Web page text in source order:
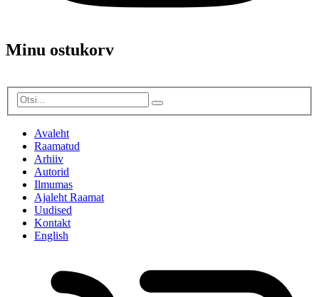
Minu ostukorv
Avaleht
Raamatud
Arhiiv
Autorid
Ilmumas
Ajaleht Raamat
Uudised
Kontakt
English